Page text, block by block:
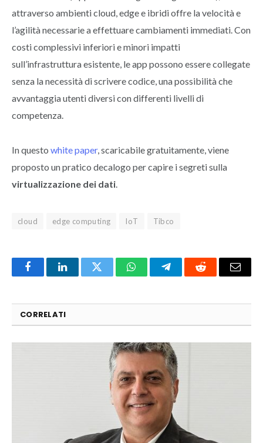
attraverso ambienti cloud, edge e ibridi offre la velocità e
l’agilità necessarie a effettuare cambiamenti immediati. Con
costi complessivi inferiori e minori impatti
sull’infrastruttura esistente, le app possono essere collegate
senza la necessità di scrivere codice, una possibilità che
avvantaggia utenti diversi con differenti livelli di
competenza.
In questo white paper, scaricabile gratuitamente, viene
proposto un pratico decalogo per capire i segreti sulla
virtualizzazione dei dati
cloud edge computing IoT Tibco
FacebookLinkedInTwitter WhatsAppTelegramReddit Email
CORRELATI